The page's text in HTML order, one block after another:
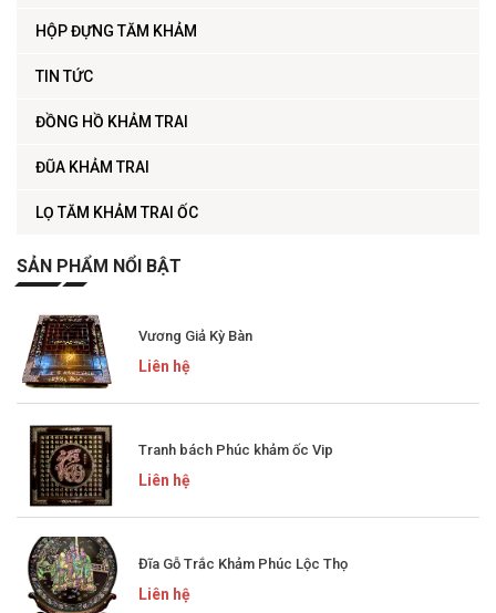
HỘP ĐỰNG TĂM KHẢM
TIN TỨC
ĐỒNG HỒ KHẢM TRAI
ĐŨA KHẢM TRAI
LỌ TĂM KHẢM TRAI ỐC
SẢN PHẨM NỔI BẬT
Vương Giả Kỳ Bàn
Liên hệ
Tranh bách Phúc khảm ốc Vip
Liên hệ
Đĩa Gỗ Trắc Khảm Phúc Lộc Thọ
Liên hệ